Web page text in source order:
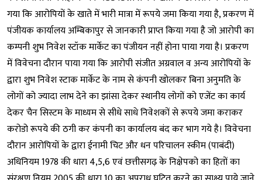
गया कि आरोपियों के खाते में भारी मात्रा में रूपये जमा किया गया है, प्रकरण में
पंजीयक कार्यालय अम्बिकापुर से जानकारी प्राप्त किया गया है जो आरोपी का
कम्पनी शुभ निवेश स्टॉक मार्केट का पंजीयन नहीं होना पाया गया है। प्रकरण
में विवेचना दौरान पाया गया कि आरोपी संजीत अग्रवाल व अन्य आरोपियों के
द्वारा शुभ निवेश स्टाक मार्केट के नाम से कंपनी खोलकर बिना अनुमति के
लोगों को ज्यादा लाभ देने का झांसा देकर स्थानीय लोगों को एजेंट का कार्य
देकर चैन सिस्टम के माध्यम से सीधे साधे निवेशकों से रूपये जमा कराकर
करोडो रूपये की ठगी कर कंपनी का कार्यालय बंद कर भाग गये है। विवेचना
दौरान आरोपियों के द्वारा ईनामी चिट और धन परिचालन स्कीम (पाबंदी)
अधिनियम 1978 की धारा 4,5,6 एवं छत्तीसगढ़ के निक्षेपको का हितों का